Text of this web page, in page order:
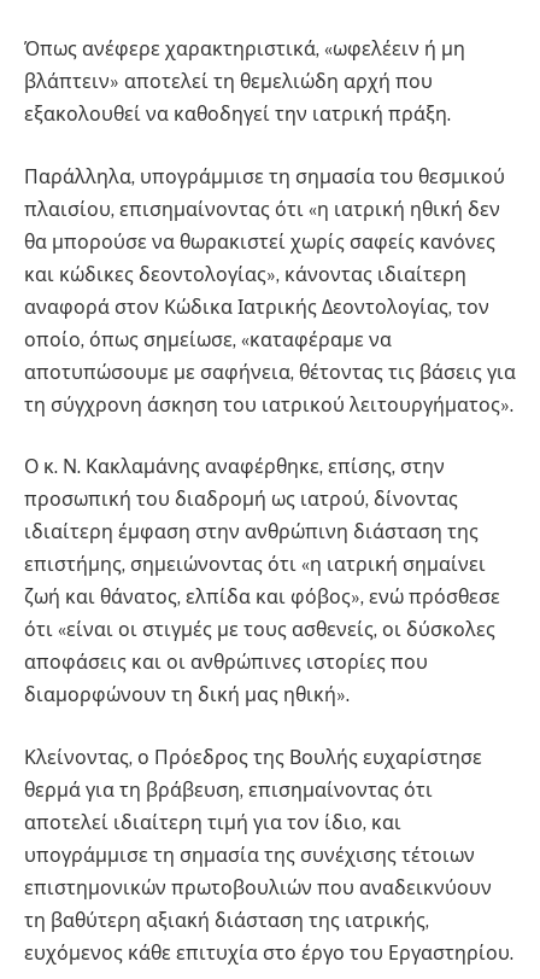
Όπως ανέφερε χαρακτηριστικά, «ωφελέειν ή μη
βλάπτειν» αποτελεί τη θεμελιώδη αρχή που
εξακολουθεί να καθοδηγεί την ιατρική πράξη.
Παράλληλα, υπογράμμισε τη σημασία του θεσμικού
πλαισίου, επισημαίνοντας ότι «η ιατρική ηθική δεν
θα μπορούσε να θωρακιστεί χωρίς σαφείς κανόνες
και κώδικες δεοντολογίας», κάνοντας ιδιαίτερη
αναφορά στον Κώδικα Ιατρικής Δεοντολογίας, τον
οποίο, όπως σημείωσε, «καταφέραμε να
αποτυπώσουμε με σαφήνεια, θέτοντας τις βάσεις για
τη σύγχρονη άσκηση του ιατρικού λειτουργήματος».
Ο κ. Ν. Κακλαμάνης αναφέρθηκε, επίσης, στην
προσωπική του διαδρομή ως ιατρού, δίνοντας
ιδιαίτερη έμφαση στην ανθρώπινη διάσταση της
επιστήμης, σημειώνοντας ότι «η ιατρική σημαίνει
ζωή και θάνατος, ελπίδα και φόβος», ενώ πρόσθεσε
ότι «είναι οι στιγμές με τους ασθενείς, οι δύσκολες
αποφάσεις και οι ανθρώπινες ιστορίες που
διαμορφώνουν τη δική μας ηθική».
Κλείνοντας, ο Πρόεδρος της Βουλής ευχαρίστησε
θερμά για τη βράβευση, επισημαίνοντας ότι
αποτελεί ιδιαίτερη τιμή για τον ίδιο, και
υπογράμμισε τη σημασία της συνέχισης τέτοιων
επιστημονικών πρωτοβουλιών που αναδεικνύουν
τη βαθύτερη αξιακή διάσταση της ιατρικής,
ευχόμενος κάθε επιτυχία στο έργο του Εργαστηρίου.